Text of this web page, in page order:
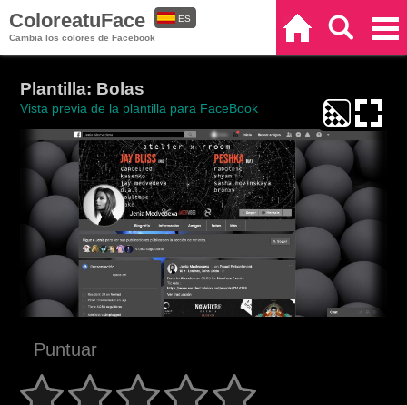
ColoreatuFace
Cambia los colores de Facebook
ES
Plantilla: Bolas
Vista previa de la plantilla para FaceBook
Puntuar